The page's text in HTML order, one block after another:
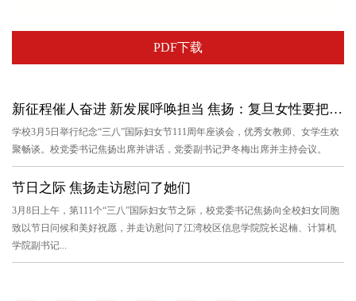
PDF下载
新征程催人奋进 新发展呼唤担当 焦扬：复旦女性要把个人梦想融...
学校3月5日举行纪念“三八”国际妇女节111周年座谈会，优秀女教师、女学生欢
聚畅谈。校党委书记焦扬出席并讲话，党委副书记尹冬梅出席并主持会议。
节日之际 焦扬走访慰问了她们
3月8日上午，第111个“三八”国际妇女节之际，校党委书记焦扬向全校妇女同胞
致以节日问候和美好祝愿，并走访慰问了江湾校区信息学院院长迟楠、计算机
学院副书记...